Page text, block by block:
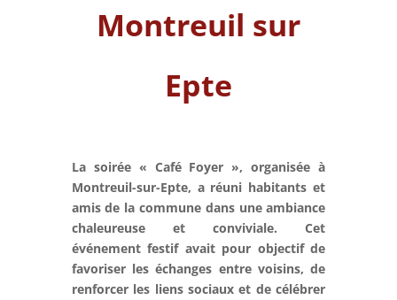
Montreuil sur
Epte
La soirée « Café Foyer », organisée à
Montreuil-sur-Epte, a réuni habitants et
amis de la commune dans une ambiance
chaleureuse et conviviale. Cet
événement festif avait pour objectif de
favoriser les échanges entre voisins, de
renforcer les liens sociaux et de célébrer